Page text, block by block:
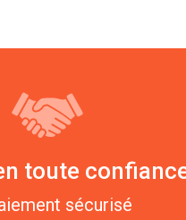
toute
sécurisé